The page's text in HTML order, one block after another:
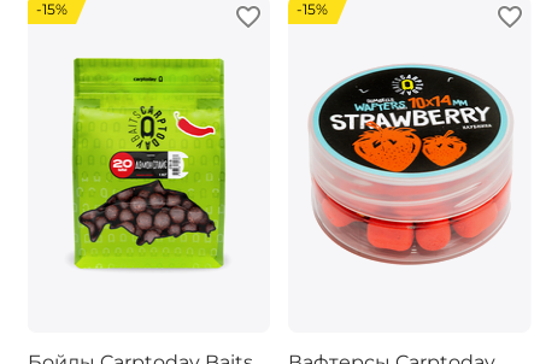
-15% -15%